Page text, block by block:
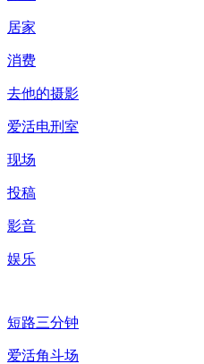
居家
消费
去他的摄影
爱活电刑室
现场
投稿
影音
娱乐
短路三分钟
爱活角斗场